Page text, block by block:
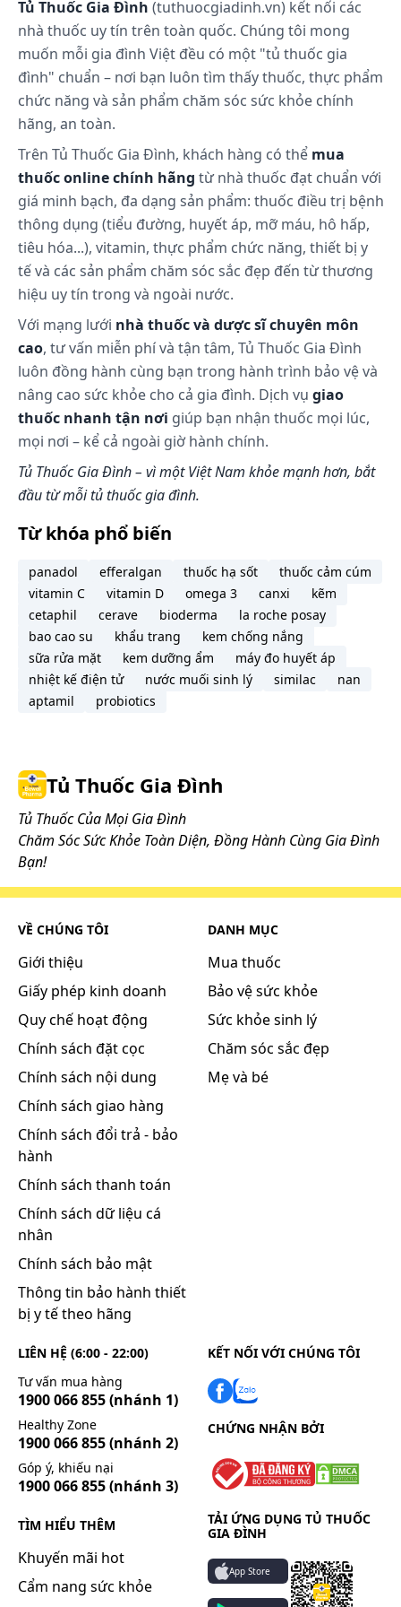
tăng huyết áp.
Tương tự các 1, 4 - dihydropyridin bất đối xứng
khác, tác dụng hạ áp của lercanidipin chủ yếu là do
chất đối hình (S). Ngoài các nghiên cứu lâm sàng
được tiến hành để hỗ trợ cho các chỉ định điều trị,
một nghiên cứu nhỏ khác, không kiểm soát nhưng
chọn ngẫu nhiên trên bệnh nhân có tăng huyết áp
nghiêm trọng (huyết áp tâm trương trung bình
114,5 ± 3,7 mmHg) cho thấy huyết áp trở về bình
thường ở 40% trong 25 bệnh nhân với liều 20 mg
mỗi ngày 1 lần và ở 56% trong 25 bệnh nhân với liều
10 mg mỗi ngày 2 lần. Trong một nghiên cứu mù
đôi, ngẫu nhiên, có kiểm soát, so với giả dược ở
bệnh nhân tăng huyết áp tâm thu đơn độc, Zanedip
có hiệu quả làm giảm huyết áp tâm thu, từ số liệu
trung bình ban đầu là 172,6 ± 5,6 mmHg xuống
140,2 ± 8,7 mmHg.
Dược động học
Hấp thu
Với liều uống 10 - 20 mg, Zanedip được hấp thu
hoàn toàn và đạt nồng độ đỉnh tương ứng trong
huyết tương là 3,3 ± 2,09 ng/ml và 7,66 ± 5,9 ng/ml,
sau 1,5 - 3 giờ.
lượng tương đương trong huyết tương: Thời gian
đạt nồng độ đỉnh trong huyết tương là như nhau,
nồng độ đỉnh trong huyết tương và AUC, tính trung
bình, cao hơn 1,2 lần đối với chất đối hình (S),
nhưng thời gian bán thải của cả 2 chất này cơ bản là
như nhau. Không thấy có sự chuyển đổi qua lại giữa
2 chất này trong cơ thể. Do sự chuyển hóa lần đầu
1/3 ở người tình nguyện khỏe mạnh uống lúc bụng
đói. Sinh khả dụng sau khi uống lercanidipin sẽ
tăng lên 4 lần khi uống Zanedip 2 giờ sau một bữa
ăn giàu chất béo. Vậy cần uống Zanedip trước bữa
ăn.
Phân bố
tương vào các mô và cơ quan. Tỷ lệ lercanidipin gắn
kết với protein huyết thanh lớn hơn 98%. Vì hàm
lượng protein trong huyết tương giảm đi ở bệnh
nhân rối loạn chức năng gan/thận nặng, nên dạng
tự do (không gắn kết) của thuốc có thể tăng lên.
Chuyển hóa
Zanedip bị chuyển hóa mạnh bởi CYP3A4 và không
tìm thấy lercanidipin trong nước tiểu hoặc phân.
Zanedip bị chuyển đổi chủ yếu thành các chất
chuyển hóa bất hoạt và khoảng 50% liều dùng bị
thải ra nước tiểu. Thí nghiệm in vitro với microsom
gan người cho thấy lercanidipin có tác dụng ức chế
và 40 lần cao hơn nồng độ đỉnh trong huyết tương
với liều 20 mg. Hơn nữa, nghiên cứu về tương tác
trên người cho thấy lercanidipin không làm thay đổi
hàm lượng trong huyết tương của midazolam hoặc
của metoprolol. Vì vậy, với liều điều trị, Zanedip
không có tác dụng ức chế sự chuyển hoá sinh học
của các thuốc bị chuyển hóa bởi CYP3A4 và
Thải trừ
Thuốc được đào thải chủ yếu nhờ chuyển hóa sinh
học. Thời gian bán hủy trung bình là 8 - 10 giờ,
nhưng tác dụng điều trị kéo dài 24 giờ, do tính gắn
kết mạnh với màng lipid. Không thấy có tích luỹ
thuốc khi lặp lại liều dùng nhiều lần. Khi uống
Zanedip, hàm lượng lercanidipin trong huyết tương
không tỷ lệ thuận thẳng với liều lượng (động học
không tuyến tính). Sau khi uống 10, 20 hoặc 40 mg,
nồng độ đỉnh trong huyết tương theo tỷ lệ 1: 3: 8 và
Tủ Thuốc Gia Đình (tuthuocgiadinh.vn) kết nối các
nhà thuốc uy tín trên toàn quốc. Chúng tôi mong
muốn mỗi gia đình Việt đều có một "tủ thuốc gia
đình" chuẩn – nơi bạn luôn tìm thấy thuốc, thực phẩm
chức năng và sản phẩm chăm sóc sức khỏe chính
hãng, an toàn.
Trên Tủ Thuốc Gia Đình, khách hàng có thể mua
thuốc online chính hãng từ nhà thuốc đạt chuẩn với
giá minh bạch, đa dạng sản phẩm: thuốc điều trị bệnh
thông dụng (tiểu đường, huyết áp, mỡ máu, hô hấp,
tiêu hóa...), vitamin, thực phẩm chức năng, thiết bị y
tế và các sản phẩm chăm sóc sắc đẹp đến từ thương
hiệu uy tín trong và ngoài nước.
Với mạng lưới nhà thuốc và dược sĩ chuyên môn
cao, tư vấn miễn phí và tận tâm, Tủ Thuốc Gia Đình
luôn đồng hành cùng bạn trong hành trình bảo vệ và
nâng cao sức khỏe cho cả gia đình. Dịch vụ giao
thuốc nhanh tận nơi giúp bạn nhận thuốc mọi lúc,
mọi nơi – kể cả ngoài giờ hành chính.
Tủ Thuốc Gia Đình – vì một Việt Nam khỏe mạnh hơn, bắt
đầu từ mỗi tủ thuốc gia đình.
Từ khóa phổ biến
panadol efferalgan thuốc hạ sốt
thuốc cảm cúm
vitamin C
vitamin D omega 3 canxi
kẽm
cetaphil
cerave bioderma
la roche posay
bao cao su
khẩu trang
kem chống nắng
sữa rửa mặt
kem dưỡng ẩm
máy đo huyết áp
nhiệt kế điện tử
nước muối sinh lý similac
nan
aptamil
probiotics
Tủ Thuốc Gia Đình
Tủ Thuốc Của Mọi Gia Đình
Chăm Sóc Sức Khỏe Toàn Diện, Đồng Hành Cùng Gia Đình
Bạn!
VỀ CHÚNG TÔI
Giới thiệu
Giấy phép kinh doanh
Quy chế hoạt động
Chính sách đặt cọc
Chính sách nội dung
Chính sách giao hàng
Chính sách đổi trả - bảo
hành
Chính sách thanh toán
Chính sách dữ liệu cá
nhân
Chính sách bảo mật
Thông tin bảo hành thiết
bị y tế theo hãng
DANH MỤC
Mua thuốc
Bảo vệ sức khỏe
Sức khỏe sinh lý
Chăm sóc sắc đẹp
Mẹ và bé
LIÊN HỆ (6:00 - 22:00)
Tư vấn mua hàng
1900 066 855(nhánh 1)
Healthy Zone
1900 066 855(nhánh 2)
Góp ý, khiếu nại
1900 066 855(nhánh 3)
TÌM HIỂU THÊM
Khuyến mãi hot
Cẩm nang sức khỏe
KẾT NỐI VỚI CHÚNG TÔI
CHỨNG NHẬN BỞI
TẢI ỨNG DỤNG TỦ THUỐC
GIA ĐÌNH
App Store